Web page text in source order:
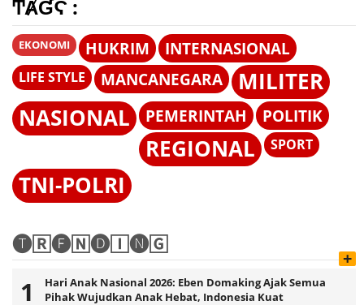
ͲȺƓϚ :
EKONOMI HUKRIM INTERNASIONAL
LIFE STYLE MANCANEGARA
MILITER
NASIONAL
PEMERINTAH POLITIK
REGIONAL SPORT
TNI-POLRI
🅣🅁🅔🄽🅓🄸🅝🄶
+
Hari Anak Nasional 2026: Eben Domaking Ajak Semua
Pihak Wujudkan Anak Hebat, Indonesia Kuat